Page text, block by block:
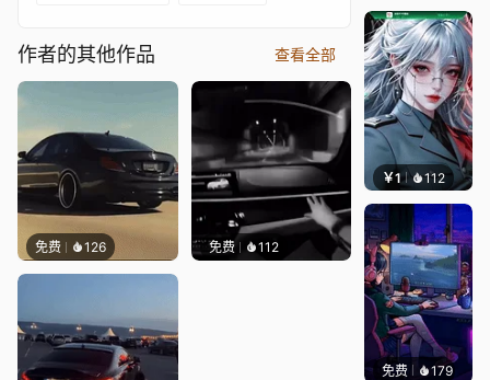
作者的其他作品 查看全部
免费 126 免费 112
￥1 112 宅婳氏
免费 179